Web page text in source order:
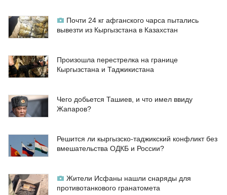
Почти 24 кг афганского чарса пытались
вывезти из Кыргызстана в Казахстан
Произошла перестрелка на границе
Кыргызстана и Таджикистана
Чего добьется Ташиев, и что имел ввиду
Жапаров?
Решится ли кыргызско-таджикский конфликт без
вмешательства ОДКБ и России?
Жители Исфаны нашли снаряды для
противотанкового гранатомета